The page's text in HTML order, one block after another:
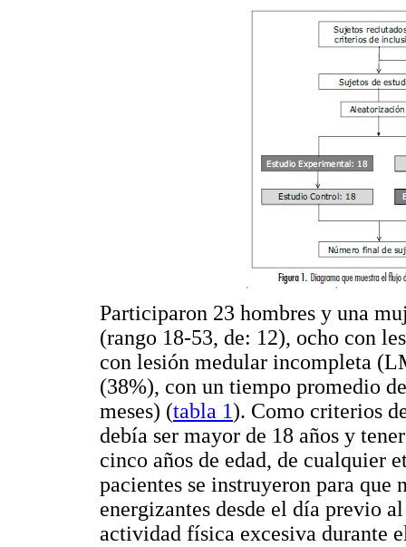
Participaron 23 hombres y una
(rango 18-53, de: 12), ocho con
con lesión medular incompleta
(38%), con un tiempo promedio
meses) (tabla 1). Como criterios
debía ser mayor de 18 años y
cinco años de edad, de cualquier
pacientes se instruyeron para
energizantes desde el día previo
actividad física excesiva durante